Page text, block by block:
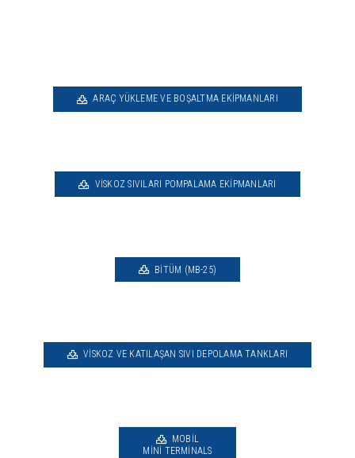
ARAÇ YÜKLEME VE BOŞALTMA EKIPMANLARI
VISKOZ SIVILARI POMPALAMA EKIPMANLARI
BITÜM (MB-25)
VISKOZ VE KATILAŞAN SIVI DEPOLAMA TANKLARI
MOBIL
MINI TERMINALS